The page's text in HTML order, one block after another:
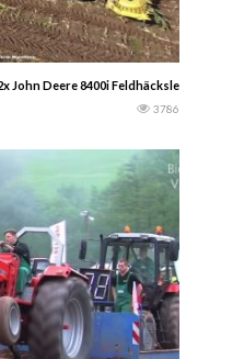
John Deere 8400i Feldhäcksler + 2x
3786